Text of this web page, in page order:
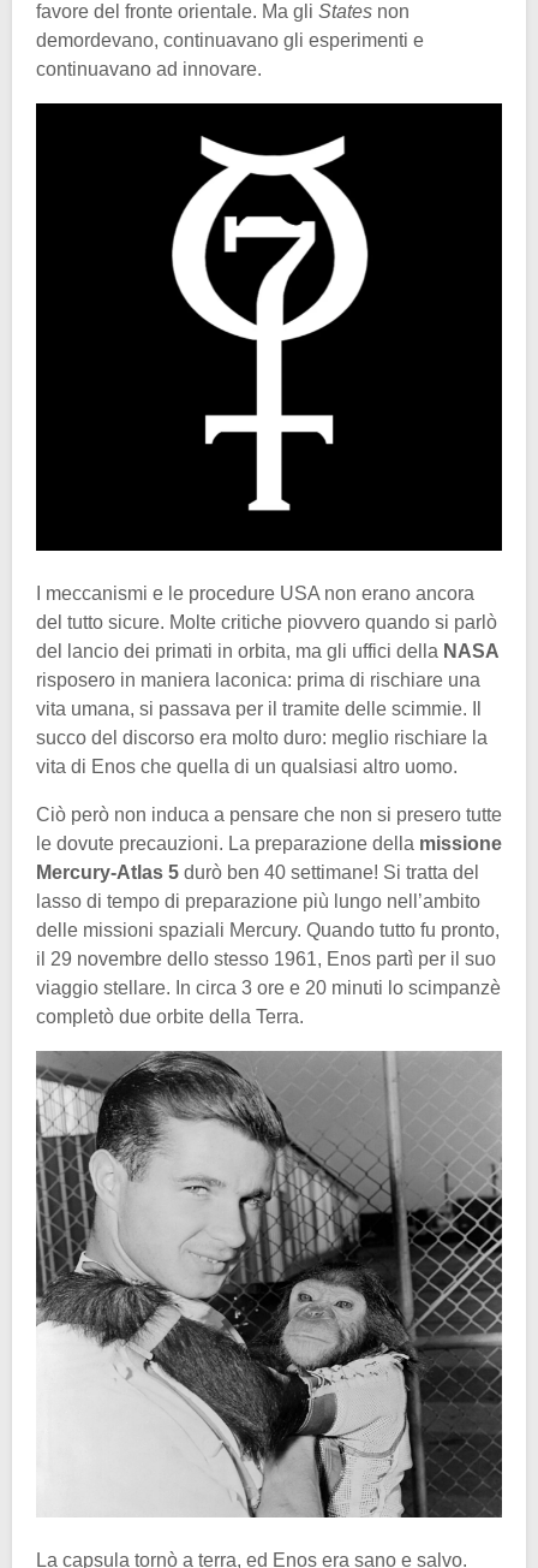
favore del fronte orientale. Ma gli States non
demordevano, continuavano gli esperimenti e
continuavano ad innovare.
I meccanismi e le procedure USA non erano ancora
del tutto sicure. Molte critiche piovvero quando si parlò
del lancio dei primati in orbita, ma gli uffici della NASA
risposero in maniera laconica: prima di rischiare una
vita umana, si passava per il tramite delle scimmie. Il
succo del discorso era molto duro: meglio rischiare la
vita di Enos che quella di un qualsiasi altro uomo.
Ciò però non induca a pensare che non si presero tutte
le dovute precauzioni. La preparazione della missione
Mercury-Atlas 5 durò ben 40 settimane! Si tratta del
lasso di tempo di preparazione più lungo nell’ambito
delle missioni spaziali Mercury. Quando tutto fu pronto,
il 29 novembre dello stesso 1961, Enos partì per il suo
viaggio stellare. In circa 3 ore e 20 minuti lo scimpanzè
completò due orbite della Terra.
La capsula tornò a terra, ed Enos era sano e salvo.